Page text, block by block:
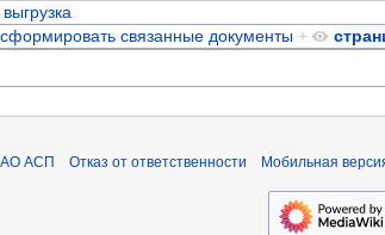
связанные документы +
АО АСП Отказ от ответственности Мобильная